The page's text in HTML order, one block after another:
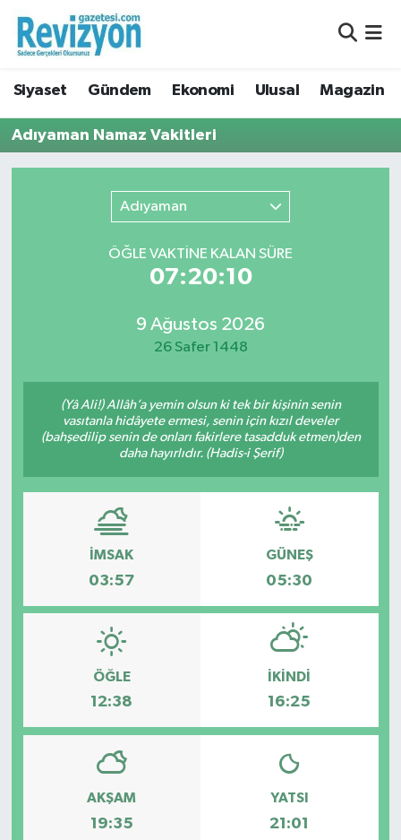
Siyaset Gündem Ekonomi Ulusal Magazin
Adıyaman Namaz Vakitleri
Adıyaman
ÖĞLE VAKTİNE KALAN SÜRE
07:20:10
9 Ağustos 2026
26 Safer 1448
(Yâ Ali!) Allâh’a yemin olsun ki tek bir kişinin senin
vasıtanla hidâyete ermesi, senin için kızıl develer
(bahşedilip senin de onları fakirlere tasadduk etmen)den
daha hayırlıdır. (Hadis-i Şerif)
İMSAK
03:57
GÜNEŞ
05:30
ÖĞLE
12:38
İKINDI
16:25
AKŞAM
19:35
YATSI
21:01
Trafik Durumu
Süper Lig Puan Durumu ve Fikstür
Son Dakika Haberleri